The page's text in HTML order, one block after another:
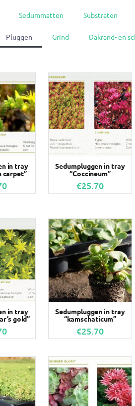
Sedummatten Substraten
Pluggen Grind Dakrand- en
in tray
carpet”
Sedumpluggen in tray
“Coccineum”
€25.70
in tray
gold”
Sedumpluggen in tray
“kamschaticum”
€25.70